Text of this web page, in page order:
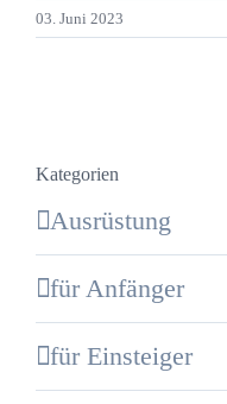
03. Juni 2023
Kategorien
Ausrüstung
für Anfänger
für Einsteiger